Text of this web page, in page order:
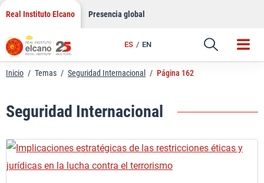
Saltar
contenido
Real Instituto Elcano Presencia global
ES EN
Inicio / Temas / Seguridad Internacional / Página 162
Seguridad Internacional